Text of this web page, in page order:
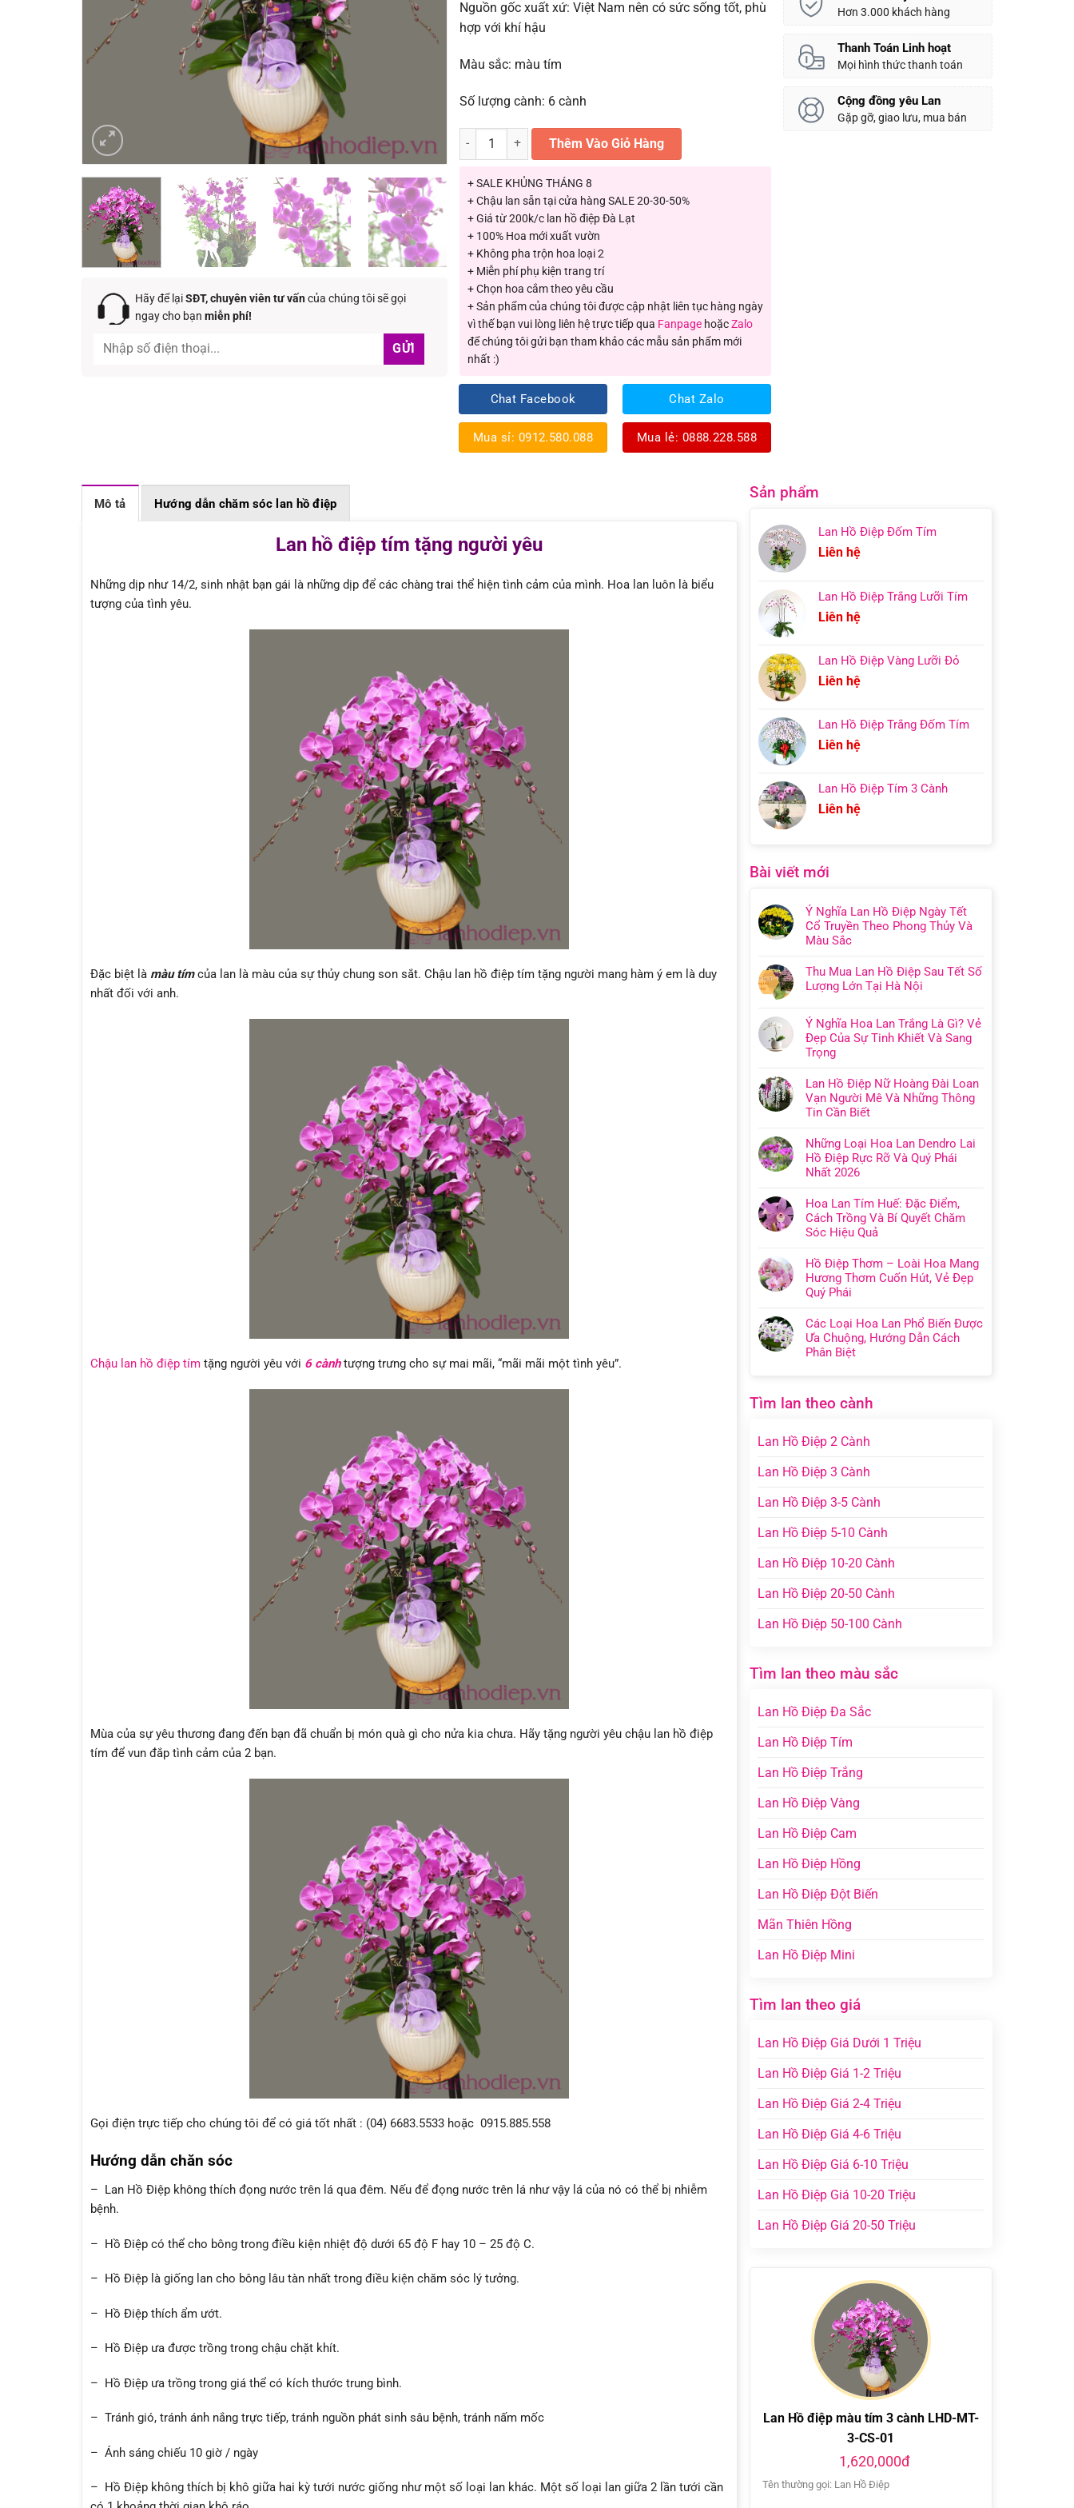
Hãy để lạiSĐT, chuyên viên tư vấncủa chúng tôi sẽ gọi
ngay cho bạn miễn phí!
Nguồn gốc xuất xứ: Việt Nam nên có sức sống tốt, phù
hợp với khí hậu
Màu sắc: màu tím
Số lượng cành: 6 cành
Lan Hồ điệp màu tím 3 cành LHD-MT-3-CS-01 số lượng
Thêm Vào Giỏ Hàng
+ SALE KHỦNG THÁNG 8
+ Chậu lan sẵn tại cửa hàng SALE 20-30-50%
+ Giá từ 200k/c lan hồ điệp Đà Lạt
+ 100% Hoa mới xuất vườn
+ Không pha trộn hoa loại 2
+ Miễn phí phụ kiện trang trí
+ Chọn hoa cắm theo yêu cầu
+ Sản phẩm của chúng tôi được cập nhật liên tục hàng ngày
vì thế bạn vui lòng liên hệ trực tiếp qua FanpagehoặcZalo
để chúng tôi gửi bạn tham khảo các mẫu sản phẩm mới
nhất :)
Chat Facebook
Mua sỉ: 0912.580.088
Chat Zalo
Mua lẻ: 0888.228.588
Hơn 3.000 khách hàng
Thanh Toán Linh hoạt
Mọi hình thức thanh toán
Cộng đồng yêu Lan
Gặp gỡ, giao lưu, mua bán
Mô tả Hướng dẫn chăm sóc lan hồ điệp
Lan hồ điệp tím tặng người yêu
Những dịp như 14/2, sinh nhật bạn gái là những dịp để các chàng trai thể hiện tình cảm của mình. Hoa lan luôn là biểu
tượng của tình yêu.
Đặc biệt là màu tímcủa lan là màu của sự thủy chung son sắt. Chậu lan hồ điệp tím tặng người mang hàm ý em là duy
nhất đối với anh.
Chậu lan hồ điệp tím tặng người yêu với 6 cànhtượng trưng cho sự mai mãi, “mãi mãi một tình yêu”.
Mùa của sự yêu thương đang đến bạn đã chuẩn bị món quà gì cho nửa kia chưa. Hãy tặng người yêu chậu lan hồ điệp
tím để vun đắp tình cảm của 2 bạn.
Gọi điện trực tiếp cho chúng tôi để có giá tốt nhất : (04) 6683.5533 hoặc 0915.885.558
Hướng dẫn chăn sóc
– Lan Hồ Điệp không thích đọng nước trên lá qua đêm. Nếu để đọng nước trên lá như vậy lá của nó có thể bị nhiễm
bệnh.
– Hồ Điệp có thể cho bông trong điều kiện nhiệt độ dưới 65 độ F hay 10 – 25 độ C.
– Hồ Điệp là giống lan cho bông lâu tàn nhất trong điều kiện chăm sóc lý tưởng.
– Hồ Điệp thích ẩm ướt.
– Hồ Điệp ưa được trồng trong chậu chặt khít.
– Hồ Điệp ưa trồng trong giá thể có kích thước trung bình.
– Tránh gió, tránh ánh nắng trực tiếp, tránh nguồn phát sinh sâu bệnh, tránh nấm mốc
– Ánh sáng chiếu 10 giờ / ngày
– Hồ Điệp không thích bị khô giữa hai kỳ tưới nước giống như một số loại lan khác. Một số loại lan giữa 2 lần tưới cần
Sản phẩm
Lan Hồ Điệp Đốm Tím
Liên hệ
Lan Hồ Điệp Trắng Lưỡi Tím
Liên hệ
Lan Hồ Điệp Vàng Lưỡi Đỏ
Liên hệ
Lan Hồ Điệp Trắng Đốm Tím
Liên hệ
Lan Hồ Điệp Tím 3 Cành
Liên hệ
Bài viết mới
Ý Nghĩa Lan Hồ Điệp Ngày Tết
Cổ Truyền Theo Phong Thủy Và
Màu Sắc
Thu Mua Lan Hồ Điệp Sau Tết Số
Lượng Lớn Tại Hà Nội
Ý Nghĩa Hoa Lan Trắng Là Gì? Vẻ
Đẹp Của Sự Tinh Khiết Và Sang
Trọng
Lan Hồ Điệp Nữ Hoàng Đài Loan
Vạn Người Mê Và Những Thông
Tin Cần Biết
Những Loại Hoa Lan Dendro Lai
Hồ Điệp Rực Rỡ Và Quý Phái
Nhất 2026
Hoa Lan Tím Huế: Đặc Điểm,
Cách Trồng Và Bí Quyết Chăm
Sóc Hiệu Quả
Hồ Điệp Thơm – Loài Hoa Mang
Hương Thơm Cuốn Hút, Vẻ Đẹp
Quý Phái
Các Loại Hoa Lan Phổ Biến Được
Ưa Chuộng, Hướng Dẫn Cách
Phân Biệt
Tìm lan theo cành
Lan Hồ Điệp 2 Cành
Lan Hồ Điệp 3 Cành
Lan Hồ Điệp 3-5 Cành
Lan Hồ Điệp 5-10 Cành
Lan Hồ Điệp 10-20 Cành
Lan Hồ Điệp 20-50 Cành
Lan Hồ Điệp 50-100 Cành
Tìm lan theo màu sắc
Lan Hồ Điệp Đa Sắc
Lan Hồ Điệp Tím
Lan Hồ Điệp Trắng
Lan Hồ Điệp Vàng
Lan Hồ Điệp Cam
Lan Hồ Điệp Hồng
Lan Hồ Điệp Đột Biến
Mãn Thiên Hồng
Lan Hồ Điệp Mini
Tìm lan theo giá
Lan Hồ Điệp Giá Dưới 1 Triệu
Lan Hồ Điệp Giá 1-2 Triệu
Lan Hồ Điệp Giá 2-4 Triệu
Lan Hồ Điệp Giá 4-6 Triệu
Lan Hồ Điệp Giá 6-10 Triệu
Lan Hồ Điệp Giá 10-20 Triệu
Lan Hồ Điệp Giá 20-50 Triệu
Lan Hồ điệp màu tím 3 cành LHD-MT-
3-CS-01
1,620,000đ
Tên thường gọi: Lan Hồ Điệp